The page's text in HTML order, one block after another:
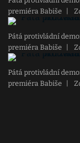
premiéra Babiše
Pátá protivládní
premiéra Babiše
Pátá protivládní
premiéra Babiše